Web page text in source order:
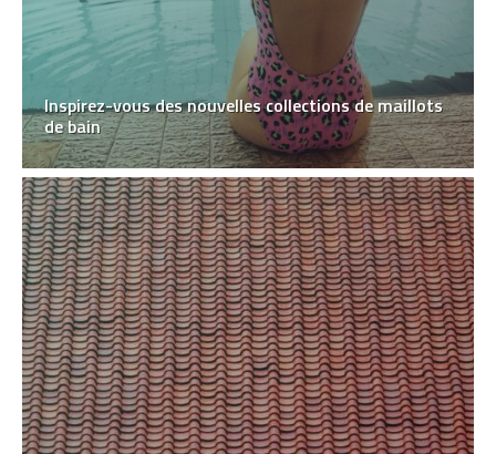
Inspirez-vous des nouvelles collections de maillots
de bain